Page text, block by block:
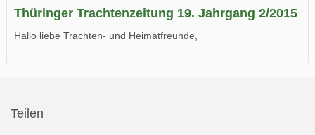
Thüringer Trachtenzeitung 19. Jahrgang 2/2015
Hallo liebe Trachten- und Heimatfreunde,
Teilen